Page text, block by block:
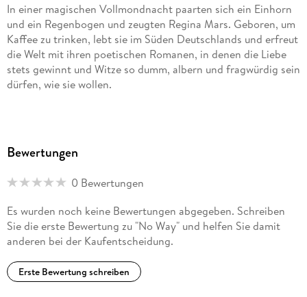
In einer magischen Vollmondnacht paarten sich ein Einhorn
und ein Regenbogen und zeugten Regina Mars. Geboren, um
Kaffee zu trinken, lebt sie im Süden Deutschlands und erfreut
die Welt mit ihren poetischen Romanen, in denen die Liebe
stets gewinnt und Witze so dumm, albern und fragwürdig sein
dürfen, wie sie wollen.
Bewertungen
0 Bewertungen
Es wurden noch keine Bewertungen abgegeben. Schreiben
Sie die erste Bewertung zu "No Way" und helfen Sie damit
anderen bei der Kaufentscheidung.
Erste Bewertung schreiben